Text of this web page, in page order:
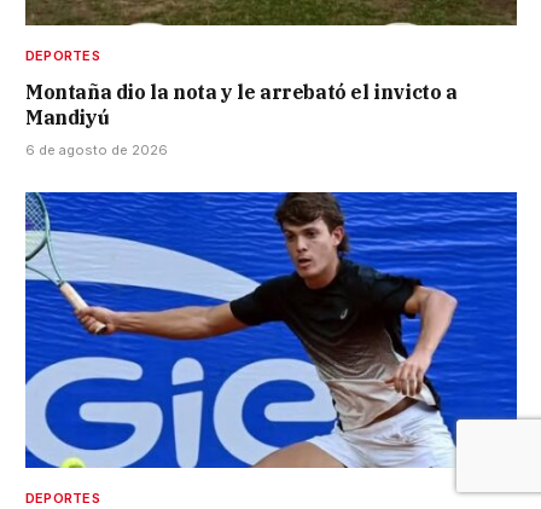
DEPORTES
Montaña dio la nota y le arrebató el invicto a
Mandiyú
6 de agosto de 2026
DEPORTES